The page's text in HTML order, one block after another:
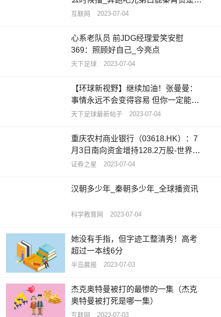
一期
互联网 2023-07-04
心系老队员 前JDG经理爱笑安慰
369：照顾好自己_今亮点
天下足球 2023-07-04
【环球新视野】继续加油！张曼曼：
事情永远不会变得容易 但你一定能变
得更好
天下足球最新帖子 2023-07-04
重庆农村商业银行（03618.HK）：7
月3日南向资金增持128.2万股-世界今
亮点
证券之星 2023-07-04
汉朝多少年_秦朝多少年_全球播资讯
科学教育网 2023-07-04
她没有手指，但字迹工整清秀！高考
超过一本线6分
半岛晨报 2023-07-03
杰克奥特曼被打的最惨的一集（杰克
奥特曼被打死是哪一集）
互联网 2023-07-03